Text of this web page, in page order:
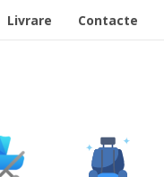
Livrare Contacte